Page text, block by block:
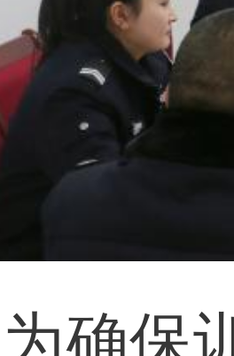
保训